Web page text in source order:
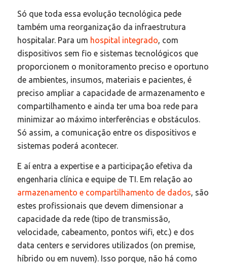
Só que toda essa evolução tecnológica pede
também uma reorganização da infraestrutura
hospitalar. Para um hospital integrado, com
dispositivos sem fio e sistemas tecnológicos que
proporcionem o monitoramento preciso e oportuno
de ambientes, insumos, materiais e pacientes, é
preciso ampliar a capacidade de armazenamento e
compartilhamento e ainda ter uma boa rede para
minimizar ao máximo interferências e obstáculos.
Só assim, a comunicação entre os dispositivos e
sistemas poderá acontecer.
E aí entra a expertise e a participação efetiva da
engenharia clínica e equipe de TI. Em relação ao
armazenamento e compartilhamento de dados, são
estes profissionais que devem dimensionar a
capacidade da rede (tipo de transmissão,
velocidade, cabeamento, pontos wifi, etc.) e dos
data centers e servidores utilizados (on premise,
híbrido ou em nuvem). Isso porque, não há como